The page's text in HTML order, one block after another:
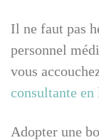
Il ne faut pas
personnel
vous
consultante en
Adopter une